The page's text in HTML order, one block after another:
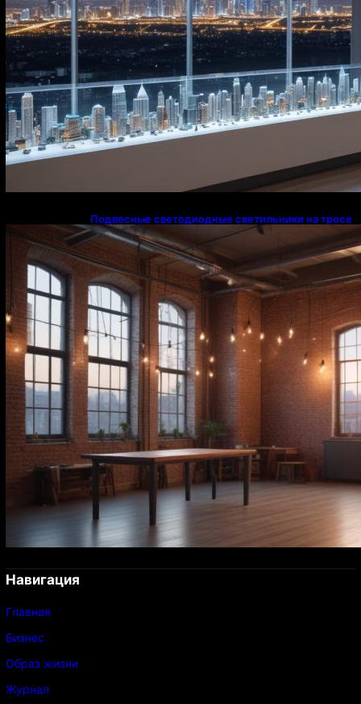
Подвесные светодиодные светильники на тросе
Навигация
Главная
Бизнес
Образ жизни
Журнал